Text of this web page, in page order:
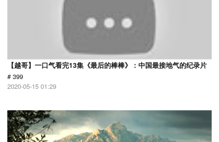
【越哥】一口气看完13集《最后的棒棒》：中国最接地气的纪录片
# 399
2020-05-15 01:29